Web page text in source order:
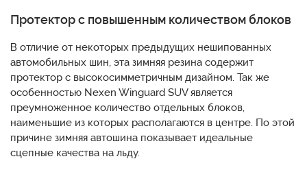
Протектор с повышенным количеством блоков
В отличие от некоторых предыдущих нешипованных
автомобильных шин, эта зимняя резина содержит
протектор с высокосимметричным дизайном. Так же
особенностью Nexen Winguard SUV является
преумноженное количество отдельных блоков,
наименьшие из которых располагаются в центре. По этой
причине зимняя автошина показывает идеальные
сцепные качества на льду.